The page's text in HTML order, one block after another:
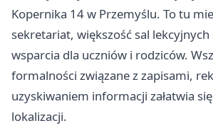
Kopernika 14 w Przemyślu. To tu
sekretariat, większość sal
wsparcia dla uczniów i rodziców.
formalności związane z zapisami,
uzyskiwaniem informacji załatwia
lokalizacji.